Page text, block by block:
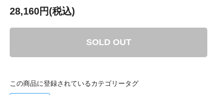
28,160円(税込)
SOLD OUT
この商品に登録されているカテゴリータグ